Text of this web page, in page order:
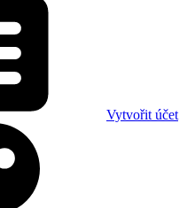
Vytvořit účet